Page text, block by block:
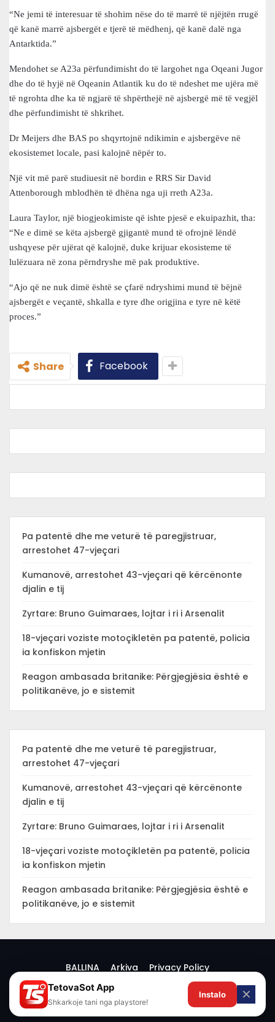
“Ne jemi të interesuar të shohim nëse do të marrë të njëjtën rrugë
që kanë marrë ajsbergët e tjerë të mëdhenj, që kanë dalë nga
Antarktida.”
Mendohet se A23a përfundimisht do të largohet nga Oqeani Jugor
dhe do të hyjë në Oqeanin Atlantik ku do të ndeshet me ujëra më
të ngrohta dhe ka të ngjarë të shpërthejë në ajsbergë më të vegjël
dhe përfundimisht të shkrihet.
Dr Meijers dhe BAS po shqyrtojnë ndikimin e ajsbergëve në
ekosistemet locale, pasi kalojnë nëpër to.
Një vit më parë studiuesit në bordin e RRS Sir David
Attenborough mblodhën të dhëna nga uji rreth A23a.
Laura Taylor, një biogjeokimiste që ishte pjesë e ekuipazhit, tha:
“Ne e dimë se këta ajsbergë gjigantë mund të ofrojnë lëndë
ushqyese për ujërat që kalojnë, duke krijuar ekosisteme të
lulëzuara në zona përndryshe më pak produktive.
“Ajo që ne nuk dimë është se çfarë ndryshimi mund të bëjnë
ajsbergët e veçantë, shkalla e tyre dhe origjina e tyre në këtë
proces.”
Share Facebook
Pa patentë dhe me veturë të paregjistruar,
arrestohet 47-vjeçari
Kumanovë, arrestohet 43-vjeçari që kërcënonte
djalin e tij
Zyrtare: Bruno Guimaraes, lojtar i ri i Arsenalit
18-vjeçari voziste motoçikletën pa patentë, policia
ia konfiskon mjetin
Reagon ambasada britanike: Përgjegjësia është e
politikanëve, jo e sistemit
Pa patentë dhe me veturë të paregjistruar,
arrestohet 47-vjeçari
Kumanovë, arrestohet 43-vjeçari që kërcënonte
djalin e tij
Zyrtare: Bruno Guimaraes, lojtar i ri i Arsenalit
18-vjeçari voziste motoçikletën pa patentë, policia
ia konfiskon mjetin
Reagon ambasada britanike: Përgjegjësia është e
politikanëve, jo e sistemit
BALLINA Arkiva Privacy Policy
© 2026 -
TetovaSot App
Shkarkoje tani nga playstore!
Instalo ✕